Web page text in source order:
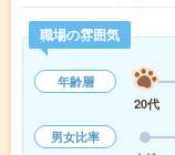
職場の雰囲気
年齢層
20代
男女比率